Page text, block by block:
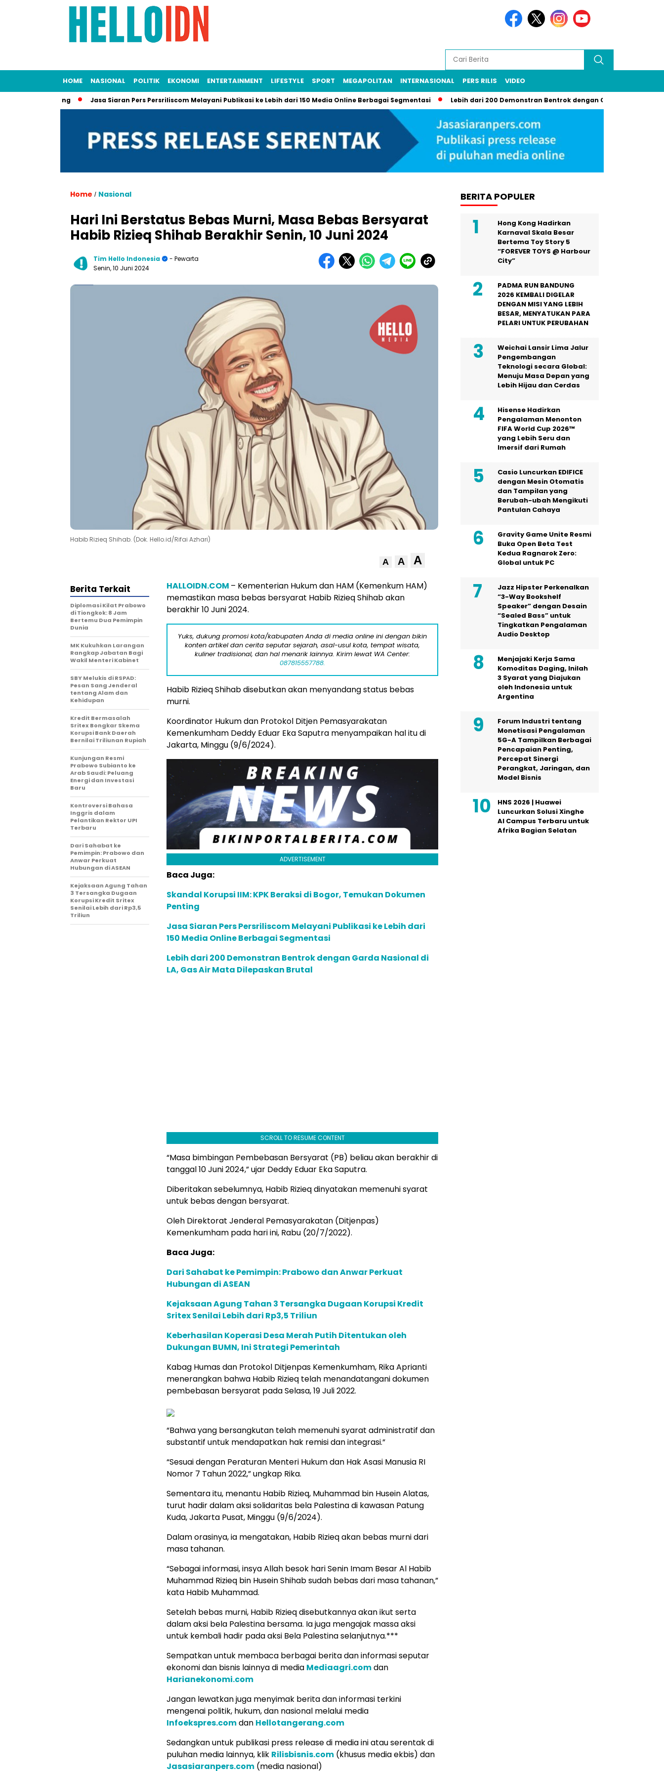
HOME NASIONAL POLITIK EKONOMI ENTERTAINMENT LIFESTYLE SPORT MEGAPOLITAN INTERNASIONAL PERS RILIS VIDEO
Jasa Siaran Pers Persriliscom Melayani Publikasi ke Lebih dari 150 Media Online Berbagai Segmentasi Lebih dari 200 Demonstran Bentrok dengan Garda Nasional di LA,
Home / Nasional
Hari Ini Berstatus Bebas Murni, Masa Bebas Bersyarat
Habib Rizieq Shihab Berakhir Senin, 10 Juni 2024
Tim Hello Indonesia
- Pewarta
Senin, 10 Juni 2024
Habib Rizieq Shihab. (Dok. Hello.id/Rifai Azhari)
A A A
HALLOIDN.COM – Kementerian Hukum dan HAM (Kemenkum HAM)
memastikan masa bebas bersyarat Habib Rizieq Shihab akan
berakhir 10 Juni 2024.
Yuks, dukung promosi kota/kabupaten Anda di media online ini dengan bikin
konten artikel dan cerita seputar sejarah, asal-usul kota, tempat wisata,
kuliner tradisional, dan hal menarik lainnya. Kirim lewat WA Center:
087815557788.
Habib Rizieq Shihab disebutkan akan menyandang status bebas
murni.
Koordinator Hukum dan Protokol Ditjen Pemasyarakatan
Kemenkumham Deddy Eduar Eka Saputra menyampaikan hal itu di
Jakarta, Minggu (9/6/2024).
ADVERTISEMENT
Baca Juga:
Skandal Korupsi IIM: KPK Beraksi di Bogor, Temukan Dokumen
Penting
Jasa Siaran Pers Persriliscom Melayani Publikasi ke Lebih dari
150 Media Online Berbagai Segmentasi
Lebih dari 200 Demonstran Bentrok dengan Garda Nasional di
LA, Gas Air Mata Dilepaskan Brutal
SCROLL TO RESUME CONTENT
“Masa bimbingan Pembebasan Bersyarat (PB) beliau akan berakhir di
tanggal 10 Juni 2024,” ujar Deddy Eduar Eka Saputra.
Diberitakan sebelumnya, Habib Rizieq dinyatakan memenuhi syarat
untuk bebas dengan bersyarat.
Oleh Direktorat Jenderal Pemasyarakatan (Ditjenpas)
Kemenkumham pada hari ini, Rabu (20/7/2022).
Baca Juga:
Dari Sahabat ke Pemimpin: Prabowo dan Anwar Perkuat
Hubungan di ASEAN
Kejaksaan Agung Tahan 3 Tersangka Dugaan Korupsi Kredit
Sritex Senilai Lebih dari Rp3,5 Triliun
Keberhasilan Koperasi Desa Merah Putih Ditentukan oleh
Dukungan BUMN, Ini Strategi Pemerintah
Kabag Humas dan Protokol Ditjenpas Kemenkumham, Rika Aprianti
menerangkan bahwa Habib Rizieq telah menandatangani dokumen
pembebasan bersyarat pada Selasa, 19 Juli 2022.
“Bahwa yang bersangkutan telah memenuhi syarat administratif dan
substantif untuk mendapatkan hak remisi dan integrasi.”
“Sesuai dengan Peraturan Menteri Hukum dan Hak Asasi Manusia RI
Nomor 7 Tahun 2022,” ungkap Rika.
Sementara itu, menantu Habib Rizieq, Muhammad bin Husein Alatas,
turut hadir dalam aksi solidaritas bela Palestina di kawasan Patung
Kuda, Jakarta Pusat, Minggu (9/6/2024).
Dalam orasinya, ia mengatakan, Habib Rizieq akan bebas murni dari
masa tahanan.
“Sebagai informasi, insya Allah besok hari Senin Imam Besar Al Habib
Muhammad Rizieq bin Husein Shihab sudah bebas dari masa tahanan,”
kata Habib Muhammad.
Setelah bebas murni, Habib Rizieq disebutkannya akan ikut serta
dalam aksi bela Palestina bersama. Ia juga mengajak massa aksi
untuk kembali hadir pada aksi Bela Palestina selanjutnya.***
Sempatkan untuk membaca berbagai berita dan informasi seputar
ekonomi dan bisnis lainnya di media Mediaagri.comdan
Harianekonomi.com
Jangan lewatkan juga menyimak berita dan informasi terkini
mengenai politik, hukum, dan nasional melalui media
Infoekspres.comdan Hellotangerang.com
Sedangkan untuk publikasi press release di media ini atau serentak di
puluhan media lainnya, klik Rilisbisnis.com (khusus media ekbis) dan
Jasasiaranpers.com (media nasional)
Berita Terkait
Diplomasi Kilat Prabowo
di Tiongkok: 8 Jam
Bertemu Dua Pemimpin
Dunia
MK Kukuhkan Larangan
Rangkap Jabatan Bagi
Wakil Menteri Kabinet
SBY Melukis di RSPAD:
Pesan Sang Jenderal
tentang Alam dan
Kehidupan
Kredit Bermasalah
Sritex Bongkar Skema
Korupsi Bank Daerah
Bernilai Triliunan Rupiah
Kunjungan Resmi
Prabowo Subianto ke
Arab Saudi: Peluang
Energi dan Investasi
Baru
Kontroversi Bahasa
Inggris dalam
Pelantikan Rektor UPI
Terbaru
Dari Sahabat ke
Pemimpin: Prabowo dan
Anwar Perkuat
Hubungan di ASEAN
Kejaksaan Agung Tahan
3 Tersangka Dugaan
Korupsi Kredit Sritex
Senilai Lebih dari Rp3,5
Triliun
BERITA POPULER
Hong Kong Hadirkan
Karnaval Skala Besar
Bertema Toy Story 5
“FOREVER TOYS @ Harbour
City”
PADMA RUN BANDUNG
2026 KEMBALI DIGELAR
DENGAN MISI YANG LEBIH
BESAR, MENYATUKAN PARA
PELARI UNTUK PERUBAHAN
Weichai Lansir Lima Jalur
Pengembangan
Teknologi secara Global:
Menuju Masa Depan yang
Lebih Hijau dan Cerdas
Hisense Hadirkan
Pengalaman Menonton
FIFA World Cup 2026™
yang Lebih Seru dan
Imersif dari Rumah
Casio Luncurkan EDIFICE
dengan Mesin Otomatis
dan Tampilan yang
Berubah-ubah Mengikuti
Pantulan Cahaya
Gravity Game Unite Resmi
Buka Open Beta Test
Kedua Ragnarok Zero:
Global untuk PC
Jazz Hipster Perkenalkan
“3-Way Bookshelf
Speaker” dengan Desain
“Sealed Bass” untuk
Tingkatkan Pengalaman
Audio Desktop
Menjajaki Kerja Sama
Komoditas Daging, Inilah
3 Syarat yang Diajukan
oleh Indonesia untuk
Argentina
Forum Industri tentang
Monetisasi Pengalaman
5G-A Tampilkan Berbagai
Pencapaian Penting,
Percepat Sinergi
Perangkat, Jaringan, dan
Model Bisnis
HNS 2026 | Huawei
Luncurkan Solusi Xinghe
AI Campus Terbaru untuk
Afrika Bagian Selatan